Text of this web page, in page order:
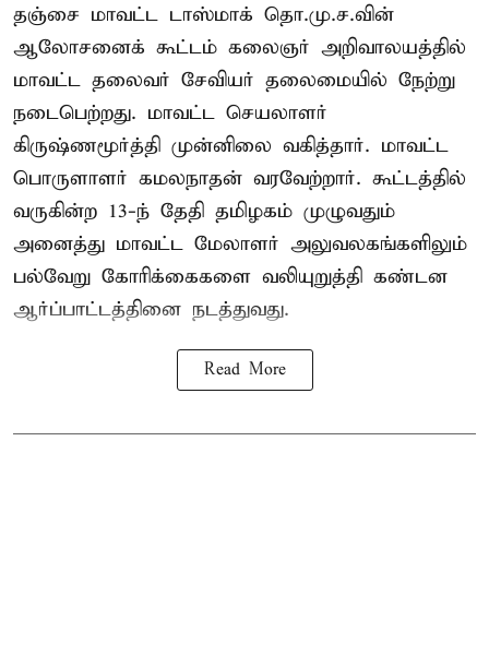
தஞ்சை மாவட்ட டாஸ்மாக் தொ.மு.ச.வின்
ஆலோசனைக் கூட்டம் கலைஞர் அறிவாலயத்தில்
மாவட்ட தலைவர் சேவியர் தலைமையில் நேற்று
நடைபெற்றது. மாவட்ட செயலாளர்
கிருஷ்ணமூர்த்தி முன்னிலை வகித்தார். மாவட்ட
பொருளாளர் கமலநாதன் வரவேற்றார். கூட்டத்தில்
வருகின்ற 13-ந் தேதி தமிழகம் முழுவதும்
அனைத்து மாவட்ட மேலாளர் அலுவலகங்களிலும்
பல்வேறு கோரிக்கைகளை வலியுறுத்தி கண்டன
ஆர்ப்பாட்டத்தினை நடத்துவது.
Read More